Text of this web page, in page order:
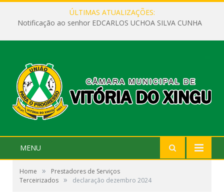
ÚLTIMAS ATUALIZAÇÕES:
Notificação ao senhor EDCARLOS UCHOA SILVA CUNHA
MENU
Home »
Prestadores de Serviços
Terceirizados » declaração dezembro 2024